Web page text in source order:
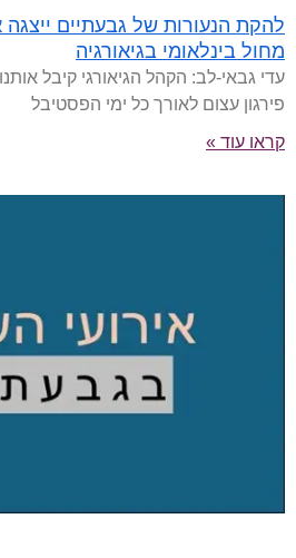
להקת הנעורות של גבעתיים
מחול בינלאומי בגיאורגיה
עדי גבאי-לב: הקהל הגיאורגי קיבל
פירגון עצום לאורך כל ימי הפסטיבל
קראו עוד »